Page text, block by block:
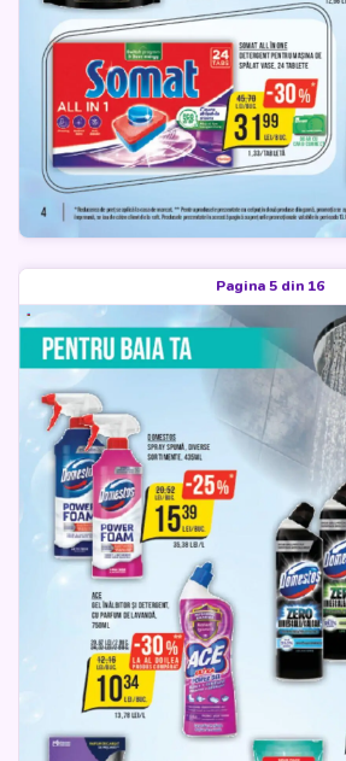
Pagina 5 din 16